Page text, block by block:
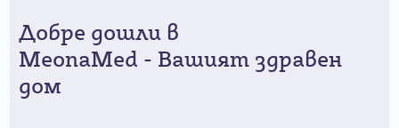
Добре дошли в
MeonaMed - Вашият здравен
дом